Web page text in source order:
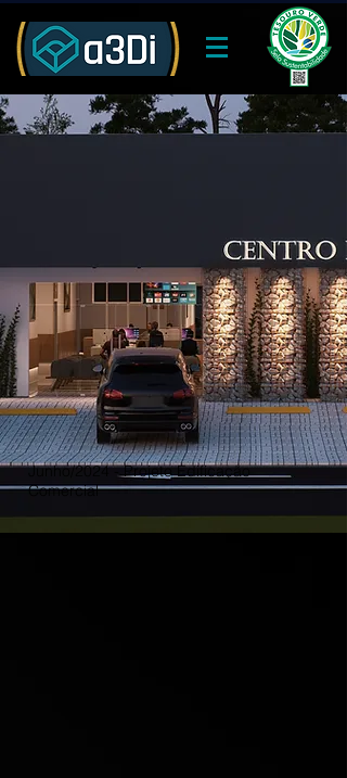
Junho/2024 - Projeto Edificação
Comercial